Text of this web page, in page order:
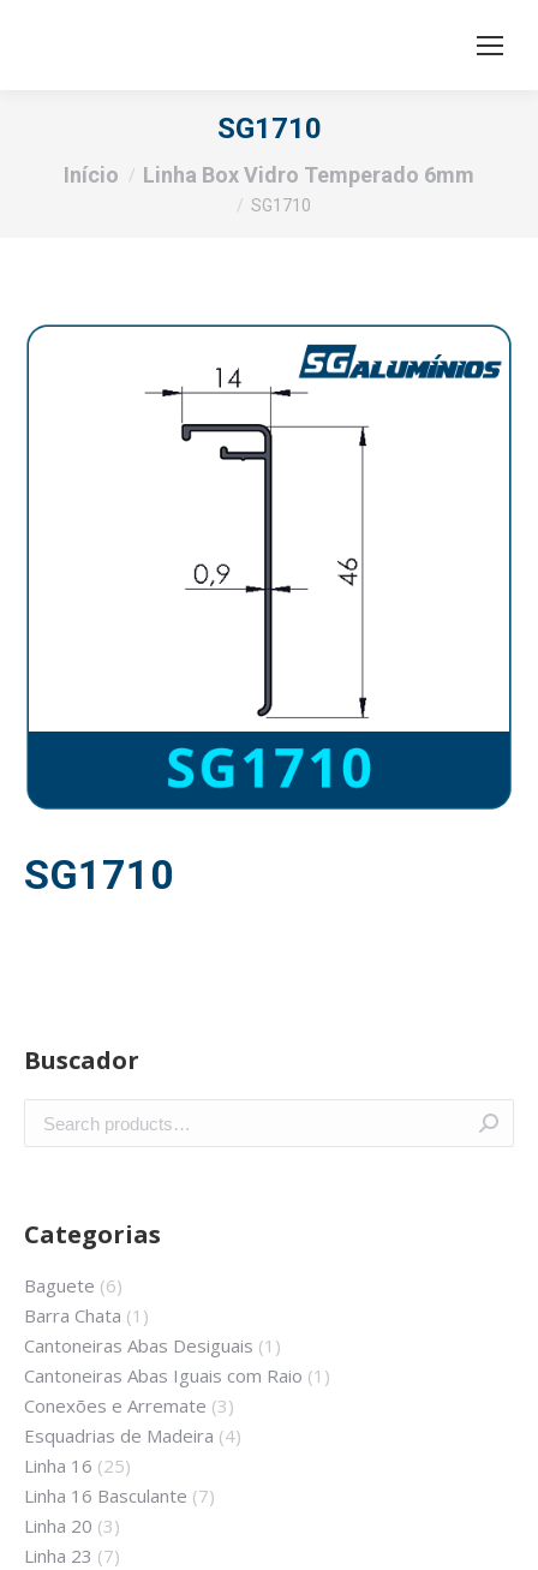
SG1710
Você está aqui:
Início Linha Box Vidro Temperado 6mm
SG1710
SG1710
Buscador
Categorias
Baguete (6)
Barra Chata (1)
Cantoneiras Abas Desiguais (1)
Cantoneiras Abas Iguais com Raio (1)
Conexões e Arremate (3)
Esquadrias de Madeira (4)
Linha 16 (25)
Linha 16 Basculante (7)
Linha 20 (3)
Linha 23 (7)